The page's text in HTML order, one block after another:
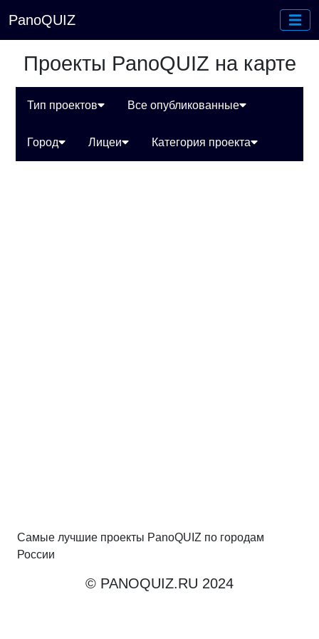
PanoQUIZ
Проекты PanoQUIZ на карте
Тип проектов Все опубликованные
Город Лицеи Категория проекта
Самые лучшие проекты PanoQUIZ по городам
России
© PANOQUIZ.RU 2024